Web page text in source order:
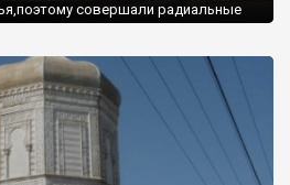
совершали радиальные